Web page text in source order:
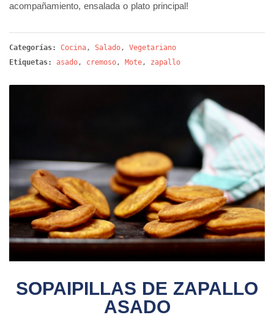
acompañamiento, ensalada o plato principal!
Categorías: Cocina, Salado, Vegetariano
Etiquetas:
asado, cremoso, Mote, zapallo
SOPAIPILLAS DE ZAPALLO
ASADO